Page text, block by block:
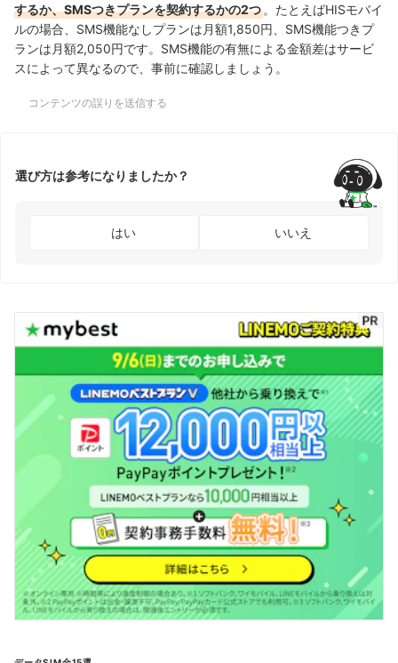
するか、SMSつきプランを契約するかの2つ 。たとえばHISモバイ
ルの場合、SMS機能なしプランは月額1,850円、SMS機能つきプ
ランは月額2,050円です。SMS機能の有無による金額差はサービ
スによって異なるので、事前に確認しましょう。
コンテンツの誤りを送信する
選び方は参考になりましたか？
はい いいえ